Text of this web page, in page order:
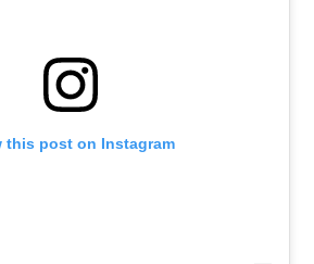
this post on Instagram